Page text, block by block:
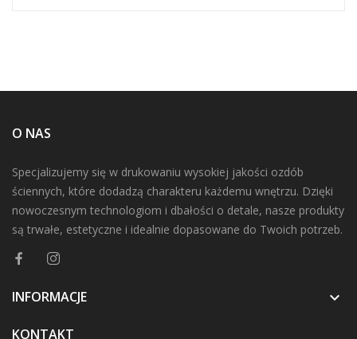
O NAS
Specjalizujemy się w drukowaniu wysokiej jakości ozdób
ściennych, które dodadzą charakteru każdemu wnętrzu. Dzięki
nowoczesnym technologiom i dbałości o detale, nasze produkty
są trwałe, estetyczne i idealnie dopasowane do Twoich potrzeb.
INFORMACJE 
KONTAKT